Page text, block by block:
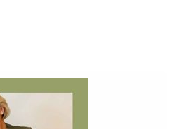
vi hörs nästa vecka!